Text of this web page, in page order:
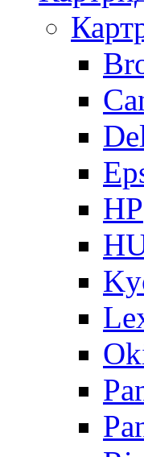
HP